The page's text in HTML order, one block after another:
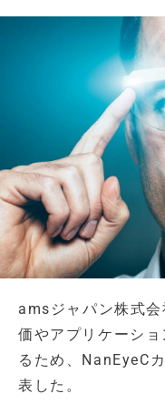
amsジャパン株式
価やアプリケーシ
るため、NanEyeC
表した。